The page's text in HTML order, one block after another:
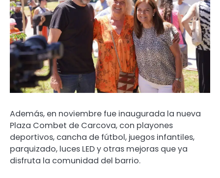
Además, en noviembre fue inaugurada la nueva
Plaza Combet de Carcova, con playones
deportivos, cancha de fútbol, juegos infantiles,
parquizado, luces LED y otras mejoras que ya
disfruta la comunidad del barrio.